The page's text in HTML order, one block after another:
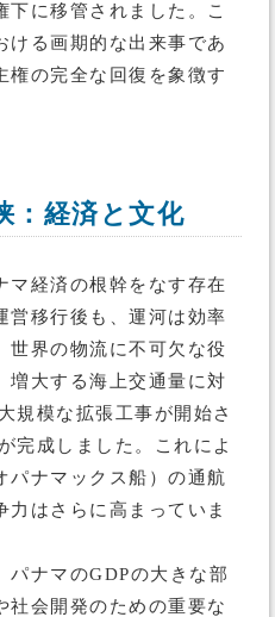
に移管されました。こ
ける画期的な出来事であ
権の完全な回復を象徴す
：経済と文化
マ経済の根幹をなす存在
営移行後も、運河は効率
世界の物流に不可欠な役
増大する海上交通量に対
規模な拡張工事が開始さ
完成しました。これによ
パナマックス船）の通航
力はさらに高まっていま
パナマのGDPの大きな部
社会開発のための重要な